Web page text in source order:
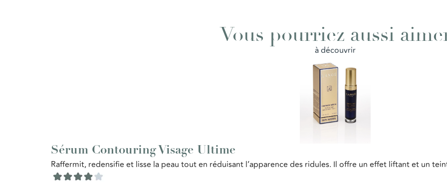
Vous pourriez aussi
à découvrir
Sérum Contouring Visage Ultime
Raffermit, redensifie et lisse la peau tout en réduisant l’apparence des ridules. Il offre un effet liftant et un